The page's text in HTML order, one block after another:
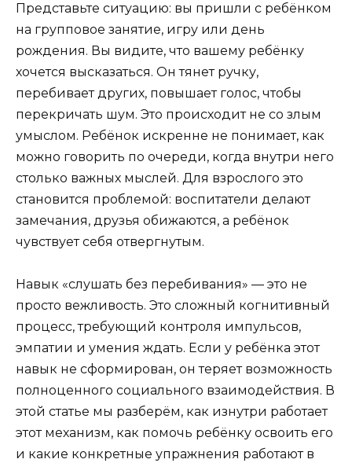
Представьте ситуацию: вы пришли с ребёнком
на групповое занятие, игру или день
рождения. Вы видите, что вашему ребёнку
хочется высказаться. Он тянет ручку,
перебивает других, повышает голос, чтобы
перекричать шум. Это происходит не со злым
умыслом. Ребёнок искренне не понимает, как
можно говорить по очереди, когда внутри него
столько важных мыслей. Для взрослого это
становится проблемой: воспитатели делают
замечания, друзья обижаются, а ребёнок
чувствует себя отвергнутым.
Навык «слушать без перебивания» — это не
просто вежливость. Это сложный когнитивный
процесс, требующий контроля импульсов,
эмпатии и умения ждать. Если у ребёнка этот
навык не сформирован, он теряет возможность
полноценного социального взаимодействия. В
этой статье мы разберём, как изнутри работает
этот механизм, как помочь ребёнку освоить его
и какие конкретные упражнения работают в